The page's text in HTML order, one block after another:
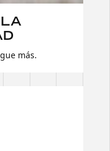
más.